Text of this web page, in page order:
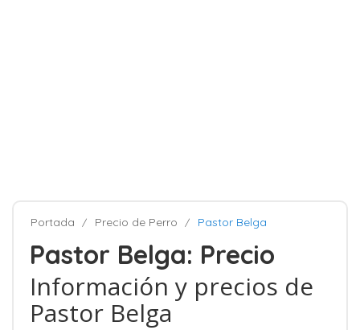
Portada Precio de Perro Pastor Belga
Pastor Belga: Precio
Información y precios de
Pastor Belga